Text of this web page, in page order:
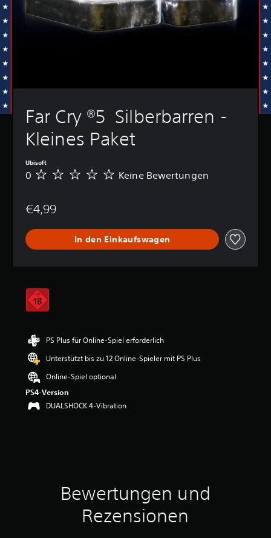
Far Cry ®5  Silberbarren -
Kleines Paket
Ubisoft
K
n
B
e
w
u
n
0 Keine Bewertungen
€4,99
In den Einkaufswagen
PS Plus für Online-Spiel erforderlich
Unterstützt bis zu 12 Online-Spieler mit PS Plus
Online-Spiel optional
PS4-Version
DUALSHOCK 4-Vibration
Bewertungen und
Rezensionen